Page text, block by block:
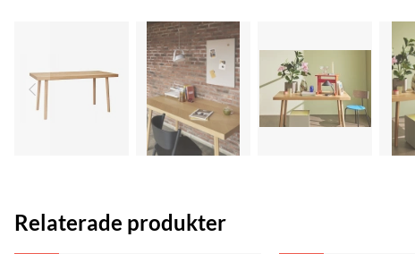
Relaterade produkter